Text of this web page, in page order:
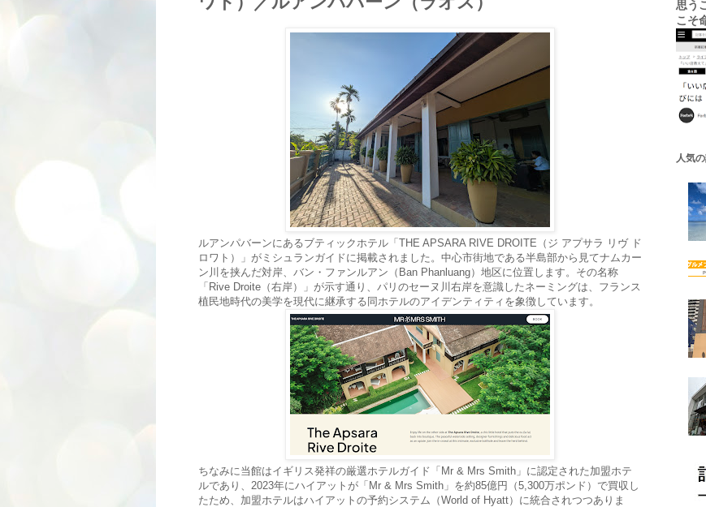
ルアンパバーンにあるブティックホテル「THE APSARA RIVE DROITE（ジ アプサラ リヴ ド
ロワト）」がミシュランガイドに掲載されました。中心市街地である半島部から見てナムカー
ン川を挟んだ対岸、バン・ファンルアン（Ban Phanluang）地区に位置します。その名称
「Rive Droite（右岸）」が示す通り、パリのセーヌ川右岸を意識したネーミングは、フランス
植民地時代の美学を現代に継承する同ホテルのアイデンティティを象徴しています。
ちなみに当館はイギリス発祥の厳選ホテルガイド「Mr & Mrs Smith」に認定された加盟ホテ
ルであり、2023年にハイアットが「Mr & Mrs Smith」を約85億円（5,300万ポンド）で買収し
たため、加盟ホテルはハイアットの予約システム（World of Hyatt）に統合されつつありま
思う
こそ
人気